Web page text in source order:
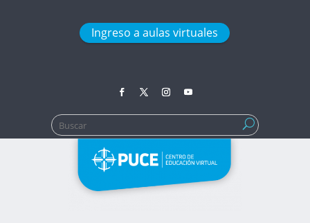
Ingreso a aulas virtuales
Buscar: